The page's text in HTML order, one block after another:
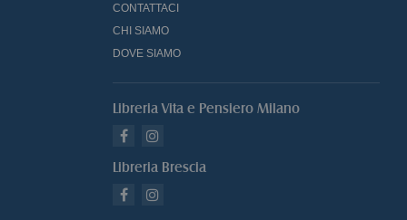
CONTATTACI
CHI SIAMO
DOVE SIAMO
Libreria Vita e Pensiero Milano
Libreria Brescia